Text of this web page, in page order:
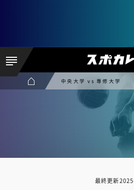
中央大学 vs 専修大学
最終更新